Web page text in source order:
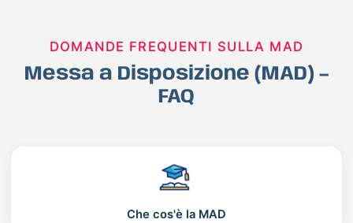
DOMANDE FREQUENTI SULLA MAD
Messa a Disposizione (MAD) –
FAQ
Che cos'è la MAD